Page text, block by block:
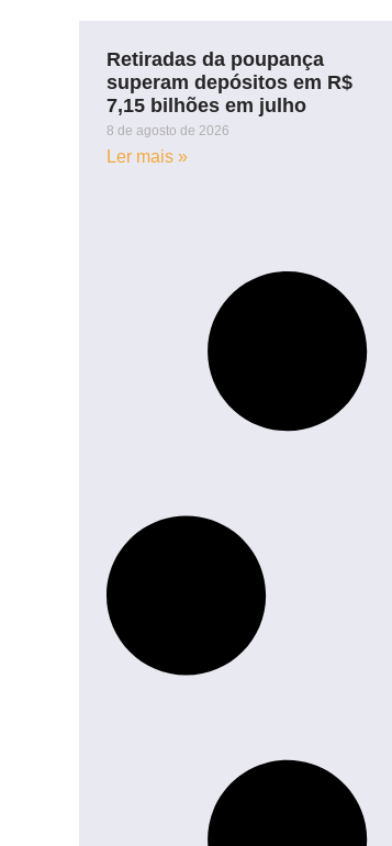
Retiradas da poupança
superam depósitos em R$
7,15 bilhões em julho
8 de agosto de 2026
Ler mais »